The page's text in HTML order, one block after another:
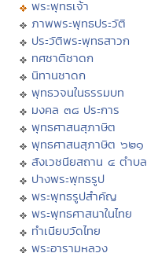
พระพุทธเจ้า
ภาพพระพุทธประวัติ
ประวัติพระพุทธสาวก
ทศชาติชาดก
นิทานชาดก
พุทธวจนในธรรมบท
มงคล ๓๘ ประการ
พุทธศาสนสุภาษิต
พุทธศาสนสุภาษิต ๖๒๑
สังเวชนียสถาน ๔ ตำบล
ปางพระพุทธรูป
พระพุทธรูปสำคัญ
พระพุทธศาสนาในไทย
ทำเนียบวัดไทย
พระอารามหลวง